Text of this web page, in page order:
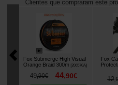
Clientes que compraram este
Fox Submerge High Visual
Orange Braid 300m [206570A]
49,90€ 44,90€
Fox
12,